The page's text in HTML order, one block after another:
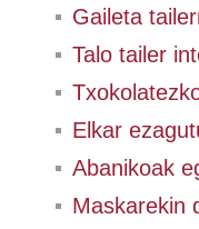
Gaileta
Talo tailer
Elkar
Abanikoak
Maskarekin